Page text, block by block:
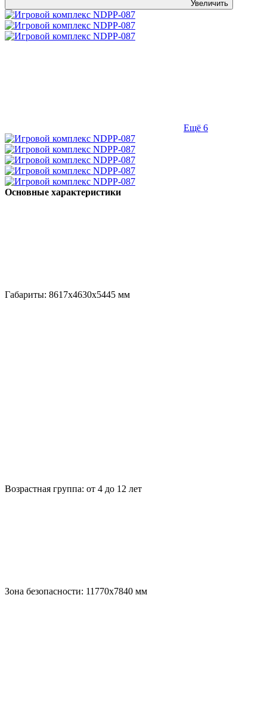
Увеличить
Ещё 6
Основные характеристики
Габариты: 8617x4630x5445 мм
Возрастная группа: от 4 до 12 лет
Зона безопасности: 11770x7840 мм